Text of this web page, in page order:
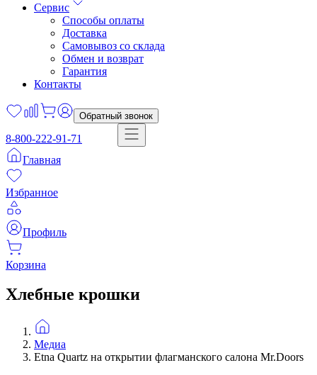
Сервис
Способы оплаты
Доставка
Самовывоз со склада
Обмен и возврат
Гарантия
Контакты
Обратный звонок
8-800-222-91-71
Главная
Избранное
Профиль
Корзина
Хлебные крошки
Медиа
Etna Quartz на открытии флагманского салона Mr.Doors